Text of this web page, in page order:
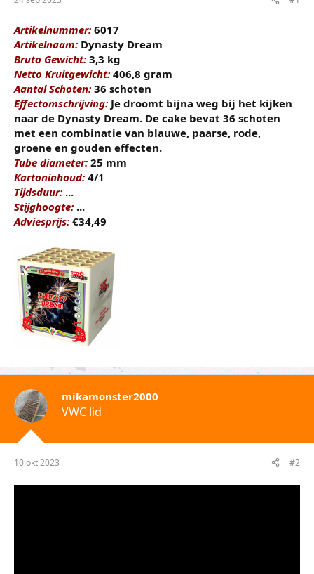
t
e
r
m
Artikelnummer: 6017
Artikelnaam: Dynasty Dream
Bruto Gewicht: 3,3 kg
Netto Kruitgewicht: 406,8 gram
Aantal Schoten: 36 schoten
Effectomschrijving: Je droomt bijna weg bij het kijken
naar de Dynasty Dream. De cake bevat 36 schoten
met een combinatie van blauwe, paarse, rode,
groene en gouden effecten.
Tube diameter: 25 mm
Kartoninhoud: 4/1
Tijdsduur: ...
Stijghoogte: ...
Adviesprijs: €34,49
mikamonster2000
VWC lid
10 okt 2023 #2